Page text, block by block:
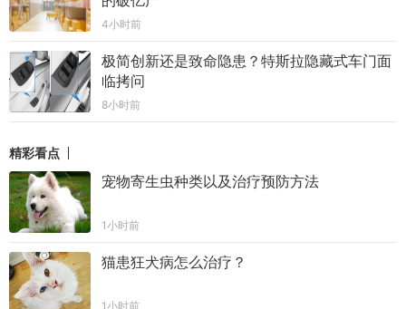
4小时前
极简创新还是致命隐患？特斯拉隐藏式车门面
临拷问
8小时前
精彩看点
宠物寄生虫种类以及治疗预防方法
1小时前
猫患狂犬病怎么治疗？
1小时前